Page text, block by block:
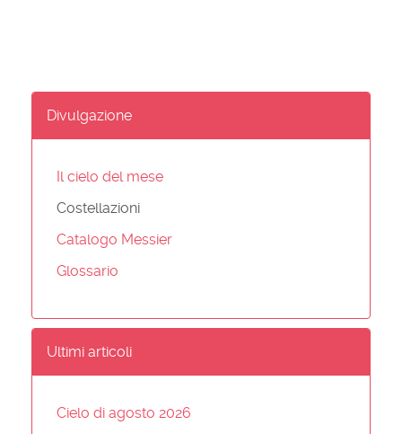
Divulgazione
Il cielo del mese
Costellazioni
Catalogo Messier
Glossario
Ultimi articoli
Cielo di agosto 2026